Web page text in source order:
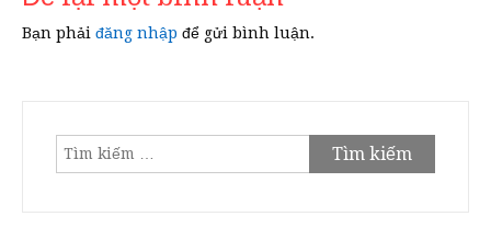
Bạn phải đăng nhập để gửi bình luận.
Tìm